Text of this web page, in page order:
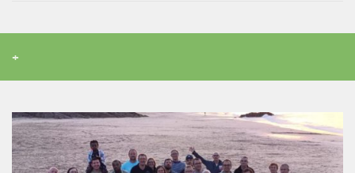
NAP / NEV
Agenda
+